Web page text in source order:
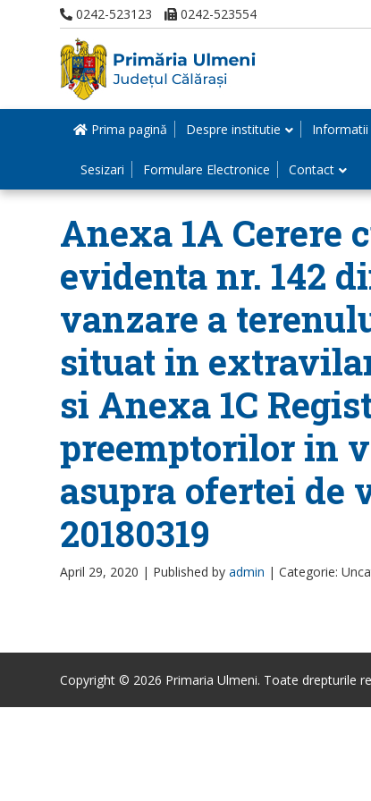
0242-523123 0242-523554
Prima pagină Despre institutie Informatii
Sesizari Formulare Electronice Contact
Anexa 1A Cerere
evidenta nr. 142
vanzare a
situat in
si Anexa 1C
preemptorilor in
asupra ofertei de
20180319
April 29, 2020 | Published by admin | Categorie:
Copyright © 2026 Primaria Ulmeni. Toate drepturile